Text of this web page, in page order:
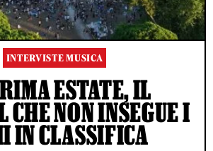
INTERVISTE MUSICA
ESTATE, IL
CHE NON INSEGUE I
IN CLASSIFICA